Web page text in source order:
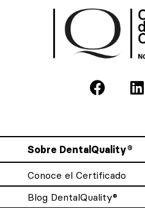
Sobre DentalQuality®
Conoce el Certificado
Blog DentalQuality®